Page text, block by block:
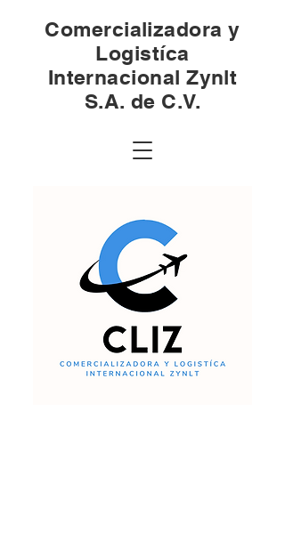
Comercializadora y
Logistíca
Internacional Zynlt
S.A. de C.V.